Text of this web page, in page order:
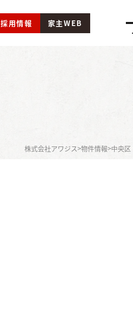
採用情報 家主WEB
株式会社アワジス>物件情報>中央区